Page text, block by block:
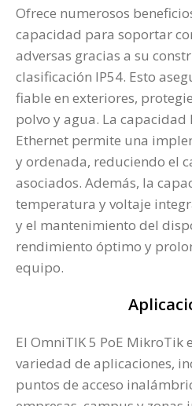
Ofrece numerosos
capacidad para soportar
adversas gracias a su
clasificación IP54. Esto
fiable en exteriores,
polvo y agua. La capacidad
Ethernet permite una
y ordenada, reduciendo el
asociados. Además, la
temperatura y voltaje
y el mantenimiento del
rendimiento óptimo y
equipo​.
El OmniTIK 5 PoE MikroTik
variedad de aplicaciones,
puntos de acceso